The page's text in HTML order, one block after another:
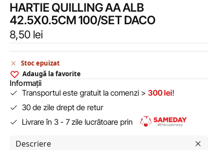
HARTIE QUILLING AA ALB
42.5X0.5CM 100/SET DACO
8,50 lei
Stoc epuizat
Adaugă la favorite
Informații
Transportul este gratuit la comenzi > 300 lei!
30 de zile drept de retur
Livrare în 3 - 7 zile lucrătoare prin
Descriere